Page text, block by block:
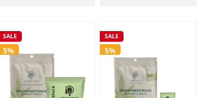
SALE
5%
SALE
5%